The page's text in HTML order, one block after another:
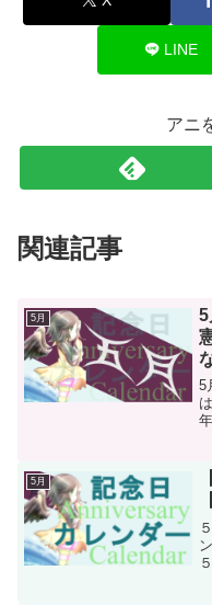
LINE
アニ
関連記事
5月
5
5
5月